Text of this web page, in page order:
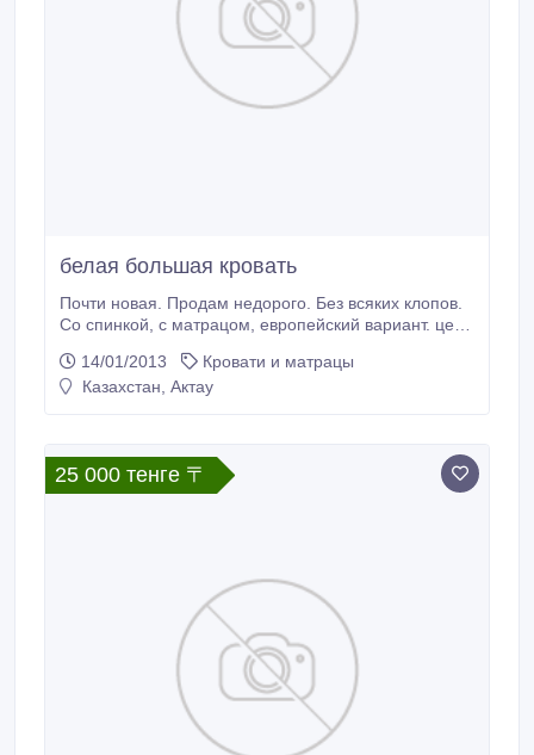
белая большая кровать
Почти новая. Продам недорого. Без всяких клопов.
Со спинкой, с матрацом, европейский вариант. цена
кровать..
14/01/2013
Кровати и матрацы
Казахстан, Актау
25 000 тенге 〒